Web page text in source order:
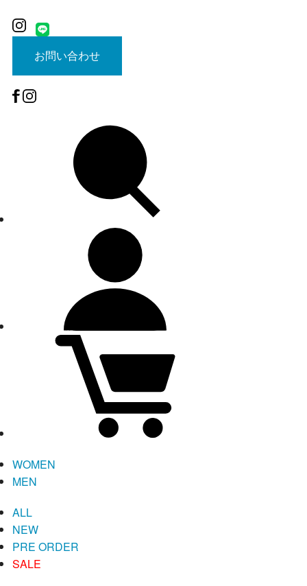
お問い合わせ
WOMEN
MEN
ALL
NEW
PRE ORDER
SALE